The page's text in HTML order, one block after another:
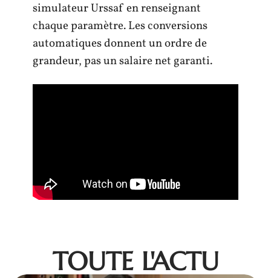
simulateur Urssaf en renseignant
chaque paramètre. Les conversions
automatiques donnent un ordre de
grandeur, pas un salaire net garanti.
TOUTE L'ACTU